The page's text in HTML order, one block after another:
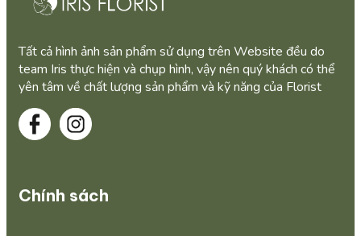
Tất cả hình ảnh sản phẩm sử dụng trên Website đều do
team Iris thực hiện và chụp hình, vậy nên quý khách có thể
yên tâm về chất lượng sản phẩm và kỹ năng của Florist
Chính sách